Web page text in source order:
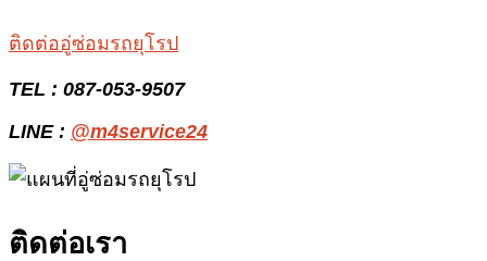
ติดต่ออู่ซ่อมรถยุโรป
TEL : 087-053-9507
LINE : @m4service24
ติดต่อเรา